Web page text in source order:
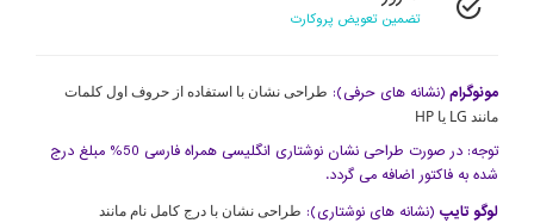
تضمین تعویض پروکارت
مونوگرام (نشانه های حرفی): طراحی نشان با استفاده از حروف اول کلمات
مانند LG یا HP
توجه: در صورت طراحی نشان نوشتاری انگلیسی همراه فارسی 50% مبلغ درج
شده به فاکتور اضافه می گردد.
لوگو تایپ (نشانه های نوشتاری): طراحی نشان با درج کامل نام مانند